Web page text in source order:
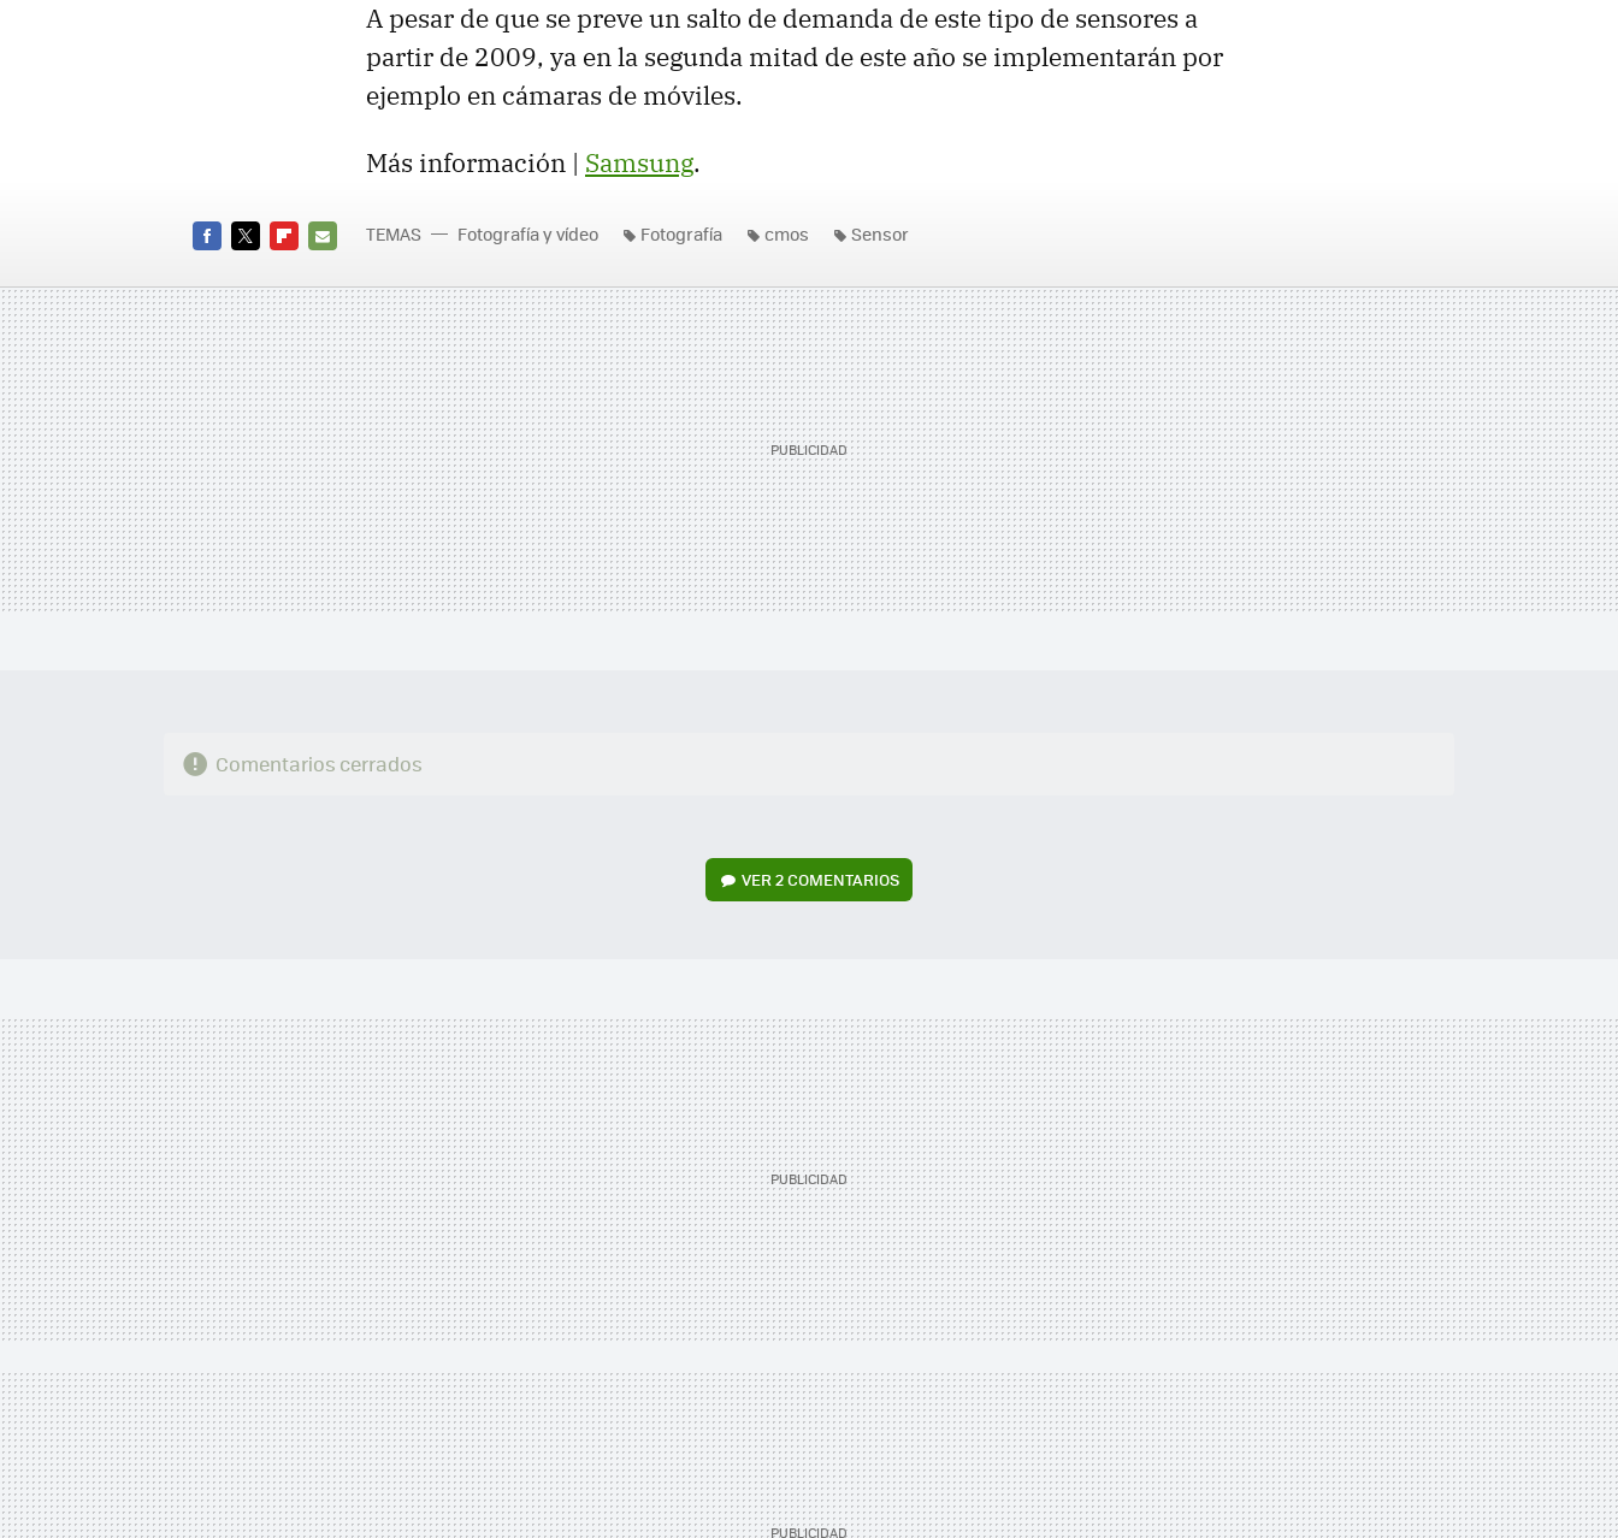
A pesar de que se preve un salto de demanda de este tipo de sensores a
partir de 2009, ya en la segunda mitad de este año se implementarán por
ejemplo en cámaras de móviles.
Más información | Samsung.
MAIL
TEMAS Fotografía y vídeo Fotografía cmos Sensor
Comentarios cerrados
VER2 COMENTARIOS